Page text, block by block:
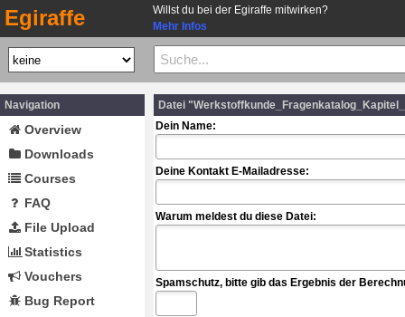
Egiraffe
Willst du bei der Egiraffe mitwirken?
Mehr Infos
Navigation
Overview
Downloads
Courses
FAQ
File Upload
Statistics
Vouchers
Bug Report
Datei
Dein Name:
Deine Kontakt E-Mailadresse:
Warum meldest du diese Datei:
Spamschutz, bitte gib das Ergebnis der